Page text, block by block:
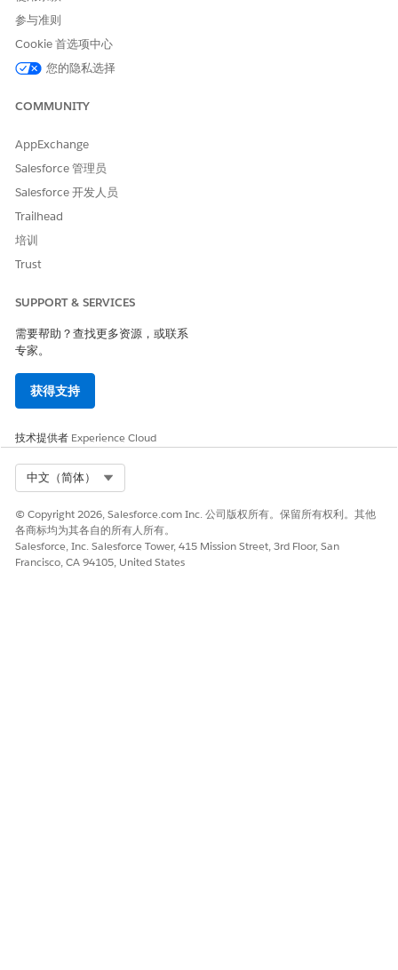
参与准则
Cookie 首选项中心
您的隐私选择
COMMUNITY
AppExchange
Salesforce 管理员
Salesforce 开发人员
Trailhead
培训
Trust
SUPPORT & SERVICES
需要帮助？查找更多资源，或联系
专家。
获得支持
技术提供者 Experience Cloud
中文（简体）
© Copyright 2026, Salesforce.com Inc. 公司版权所有。保留所有权利。其他
各商标均为其各自的所有人所有。
Salesforce, Inc. Salesforce Tower, 415 Mission Street, 3rd Floor, San
Francisco, CA 94105, United States